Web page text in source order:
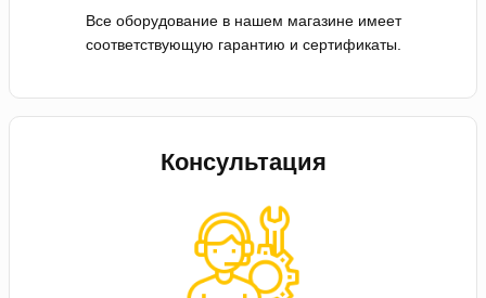
Все оборудование в нашем магазине имеет
соответствующую гарантию и сертификаты.
Консультация